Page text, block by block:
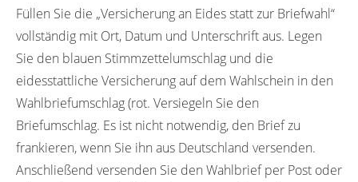
Füllen Sie die „Versicherung an Eides statt zur Briefwahl“
vollständig mit Ort, Datum und Unterschrift aus. Legen
Sie den blauen Stimmzettelumschlag und die
eidesstattliche Versicherung auf dem Wahlschein in den
Wahlbriefumschlag (rot. Versiegeln Sie den
Briefumschlag. Es ist nicht notwendig, den Brief zu
frankieren, wenn Sie ihn aus Deutschland versenden.
Anschließend versenden Sie den Wahlbrief per Post oder